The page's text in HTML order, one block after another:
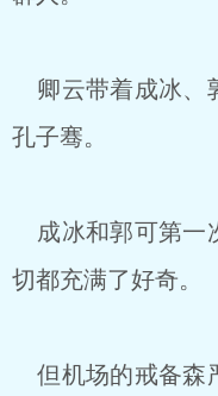
卿云带着成冰、
孔子骞。
成冰和郭可第一
切都充满了好奇。
但机场的戒备森